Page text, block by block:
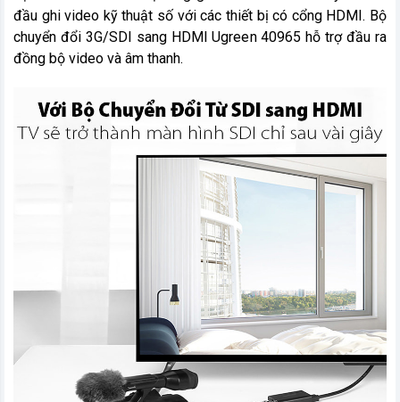
đầu ghi video kỹ thuật số với các thiết bị có cổng HDMI. Bộ
chuyển đổi 3G/SDI sang HDMI Ugreen 40965 hỗ trợ đầu ra
đồng bộ video và âm thanh.